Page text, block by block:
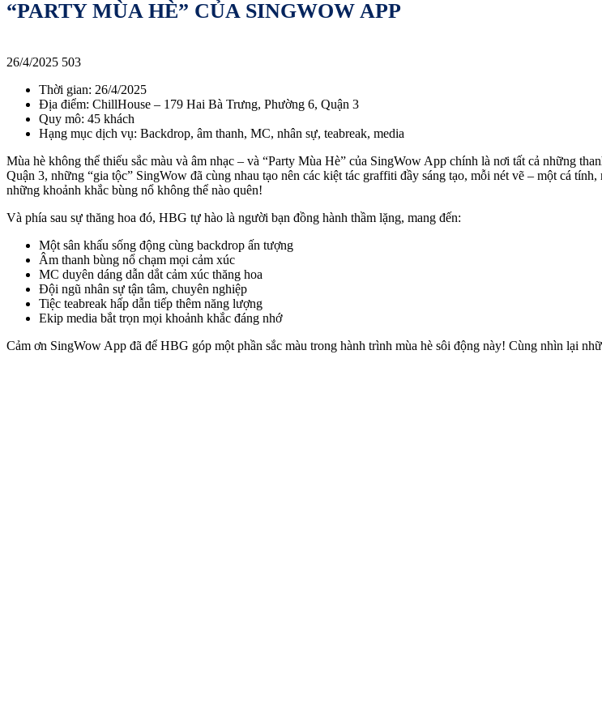
“PARTY MÙA HÈ” CỦA SINGWOW APP
26/4/2025 503
Thời gian: 26/4/2025
Địa điểm: ChillHouse – 179 Hai Bà Trưng, Phường 6, Quận 3
Quy mô: 45 khách
Hạng mục dịch vụ: Backdrop, âm thanh, MC, nhân sự, teabreak, media
Mùa hè không thể thiếu sắc màu và âm nhạc – và “Party Mùa Hè” của SingWow App chính là nơi tất cả những
Quận 3, những “gia tộc” SingWow đã cùng nhau tạo nên các kiệt tác graffiti đầy sáng tạo, mỗi nét vẽ – một cá
những khoảnh khắc bùng nổ không thể nào quên!
Và phía sau sự thăng hoa đó, HBG tự hào là người bạn đồng hành thầm lặng, mang đến:
Một sân khấu sống động cùng backdrop ấn tượng
Âm thanh bùng nổ chạm mọi cảm xúc
MC duyên dáng dẫn dắt cảm xúc thăng hoa
Đội ngũ nhân sự tận tâm, chuyên nghiệp
Tiệc teabreak hấp dẫn tiếp thêm năng lượng
Ekip media bắt trọn mọi khoảnh khắc đáng nhớ
Cảm ơn SingWow App đã để HBG góp một phần sắc màu trong hành trình mùa hè sôi động này! Cùng nhìn lại